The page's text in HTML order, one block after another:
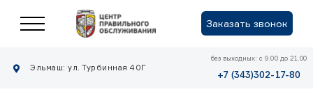
Заказать звонок
Эльмаш: ул. Турбинная 40Г
без выходных: с 9.00 до 21.00
+7 (343)302-17-80